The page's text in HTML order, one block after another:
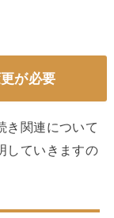
が必要
き関連について
していきますの